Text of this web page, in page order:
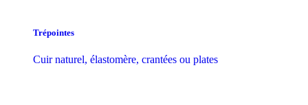
Trépointes
Cuir naturel, élastomère, crantées ou plates